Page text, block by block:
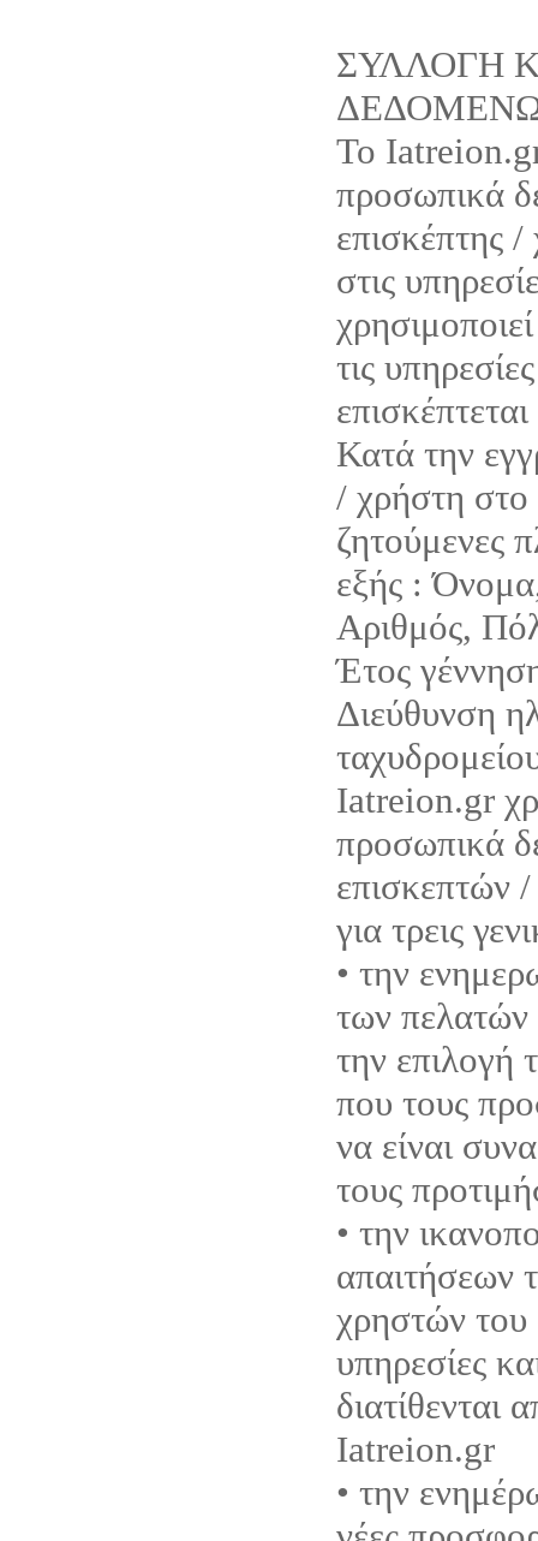
ΣΥΛΛΟΓΗ
Το
προσωπικά
επισκέπτης /
στις
τις
Κατά την
/ χρήστη
ζητούμενες
εξής :
Αριθμός,
Έτος
Διεύθυνση
Iatreion.gr
προσωπικά
επισκεπτών
για τρεις
• την
των
την επιλογή
που τους
να είναι
τους
• την
απαιτήσεων
χρηστών του
υπηρεσίες
διατίθενται
Iatreion.gr
• την